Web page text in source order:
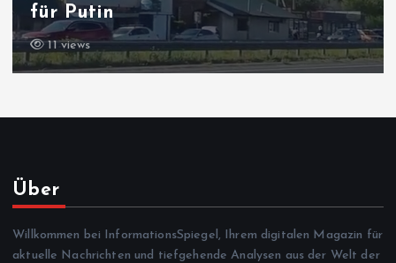
für Putin
11 views
Über
Willkommen bei InformationsSpiegel, Ihrem digitalen Magazin für
aktuelle Nachrichten und tiefgehende Analysen aus der Welt der